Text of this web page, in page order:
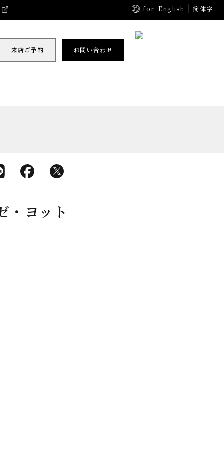
for English 簡体字
来店ご予約 お問い合わせ
・ヨット